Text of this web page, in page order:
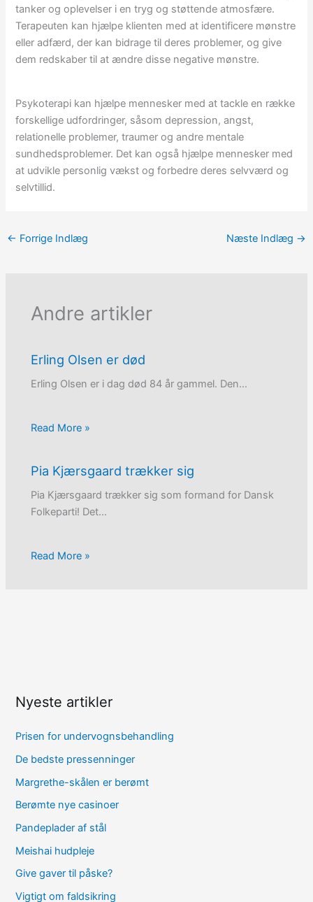
tanker og oplevelser i en tryg og støttende atmosfære.
Terapeuten kan hjælpe klienten med at identificere mønstre
eller adfærd, der kan bidrage til deres problemer, og give
dem redskaber til at ændre disse negative mønstre.
Psykoterapi kan hjælpe mennesker med at tackle en række
forskellige udfordringer, såsom depression, angst,
relationelle problemer, traumer og andre mentale
sundhedsproblemer. Det kan også hjælpe mennesker med
at udvikle personlig vækst og forbedre deres selvværd og
selvtillid.
← Forrige Indlæg Næste Indlæg →
Andre artikler
Erling Olsen er død
Erling Olsen er i dag død 84 år gammel. Den…
Read More »
Pia Kjærsgaard trækker sig
Pia Kjærsgaard trækker sig som formand for Dansk
Folkeparti! Det…
Read More »
Nyeste artikler
Prisen for undervognsbehandling
De bedste pressenninger
Margrethe-skålen er berømt
Berømte nye casinoer
Pandeplader af stål
Meishai hudpleje
Give gaver til påske?
Vigtigt om faldsikring